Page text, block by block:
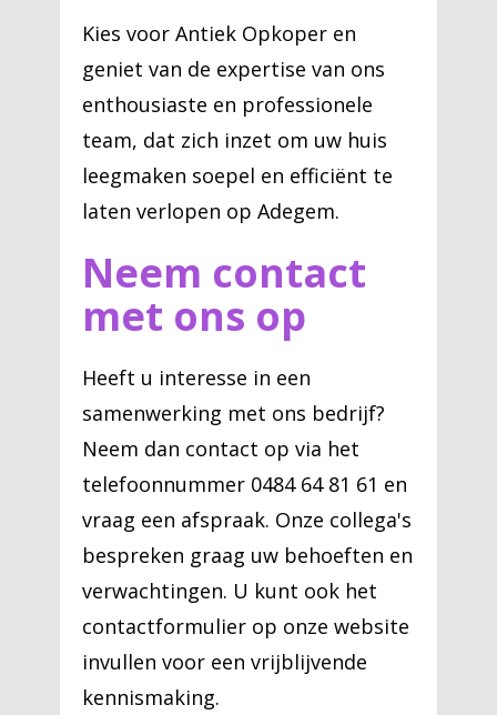
Kies voor Antiek Opkoper en
geniet van de expertise van ons
enthousiaste en professionele
team, dat zich inzet om uw huis
leegmaken soepel en efficiënt te
laten verlopen op Adegem.
Neem contact
met ons op
Heeft u interesse in een
samenwerking met ons bedrijf?
Neem dan contact op via het
telefoonnummer 0484 64 81 61 en
vraag een afspraak. Onze collega's
bespreken graag uw behoeften en
verwachtingen. U kunt ook het
contactformulier op onze website
invullen voor een vrijblijvende
kennismaking.